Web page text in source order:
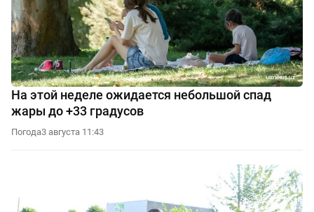
На этой неделе ожидается небольшой спад
жары до +33 градусов
Погода3 августа 11:43